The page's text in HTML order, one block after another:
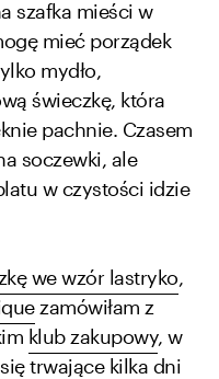
szafka mieści w
mieć porządek
mydło,
świeczkę, która
pachnie. Czasem
soczewki, ale
w czystości idzie
we wzór lastryko,
zamówiłam z
klub zakupowy, w
trwające kilka dni